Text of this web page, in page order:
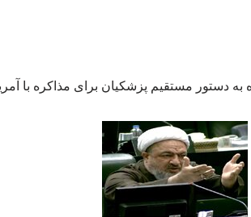
دستور مستقیم پزشکیان برای مذاکره با